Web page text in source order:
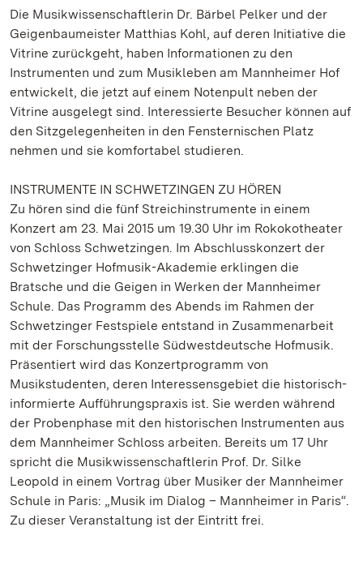
Die Musikwissenschaftlerin Dr. Bärbel Pelker und der
Geigenbaumeister Matthias Kohl, auf deren Initiative die
Vitrine zurückgeht, haben Informationen zu den
Instrumenten und zum Musikleben am Mannheimer Hof
entwickelt, die jetzt auf einem Notenpult neben der
Vitrine ausgelegt sind. Interessierte Besucher können auf
den Sitzgelegenheiten in den Fensternischen Platz
nehmen und sie komfortabel studieren.
INSTRUMENTE IN SCHWETZINGEN ZU HÖREN
Zu hören sind die fünf Streichinstrumente in einem
Konzert am 23. Mai 2015 um 19.30 Uhr im Rokokotheater
von Schloss Schwetzingen. Im Abschlusskonzert der
Schwetzinger Hofmusik-Akademie erklingen die
Bratsche und die Geigen in Werken der Mannheimer
Schule. Das Programm des Abends im Rahmen der
Schwetzinger Festspiele entstand in Zusammenarbeit
mit der Forschungsstelle Südwestdeutsche Hofmusik.
Präsentiert wird das Konzertprogramm von
Musikstudenten, deren Interessensgebiet die historisch-
informierte Aufführungspraxis ist. Sie werden während
der Probenphase mit den historischen Instrumenten aus
dem Mannheimer Schloss arbeiten. Bereits um 17 Uhr
spricht die Musikwissenschaftlerin Prof. Dr. Silke
Leopold in einem Vortrag über Musiker der Mannheimer
Schule in Paris: „Musik im Dialog – Mannheimer in Paris“.
Zu dieser Veranstaltung ist der Eintritt frei.